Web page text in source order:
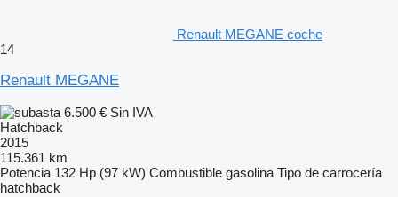
Renault MEGANE coche
14
Renault MEGANE
6.500 € Sin IVA
Hatchback
2015
115.361 km
Potencia 132 Hp (97 kW) Combustible gasolina Tipo de carrocería
hatchback